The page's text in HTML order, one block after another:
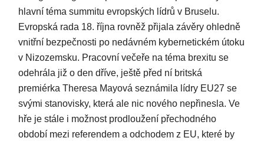
hlavní téma summitu evropských lídrů v Bruselu.
Evropská rada 18. října rovněž přijala závěry ohledně
vnitřní bezpečnosti po nedávném kybernetickém útoku
v Nizozemsku. Pracovní večeře na téma brexitu se
odehrála již o den dříve, ještě před ní britská
premiérka Theresa Mayová seznámila lídry EU27 se
svými stanovisky, která ale nic nového nepřinesla. Ve
hře je stále i možnost prodloužení přechodného
období mezi referendem a odchodem z EU, které by